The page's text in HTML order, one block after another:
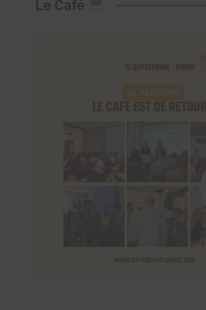
Le Café